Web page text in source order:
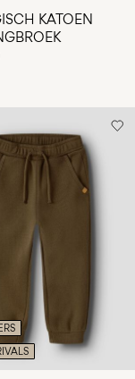
KATOEN